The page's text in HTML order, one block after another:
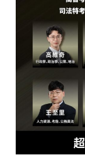
定之。」復依同
格人員於服務6
試錄取訓練期滿
際任職6年內不
（二）專門職業
依專門職業及技
技術人員之執業
規定，本法所稱